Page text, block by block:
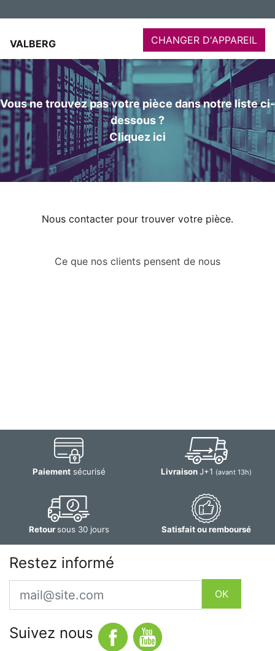
VALBERG CHANGER D'APPAREIL
Vous ne trouvez pas votre pièce dans notre liste ci-
dessous ?
Cliquez ici
Nous contacter pour trouver votre pièce.
Ce que nos clients pensent de nous
Paiementsécurisé LivraisonJ+1 (avant 13h)
Retoursous 30 jours Satisfait ou remboursé
Restez informé
Email
OK
Suivez nous